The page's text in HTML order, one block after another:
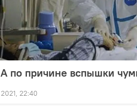
по причине вспышки
22:40